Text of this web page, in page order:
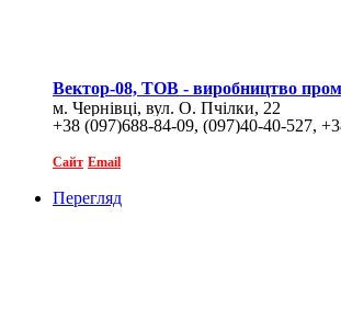
Вектор-08, ТОВ - виробництво
м. Чернівці, вул. О. Пчілки, 22
+38 (097)688-84-09, (097)40-40-527,
Сайт Email
Перегляд